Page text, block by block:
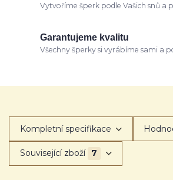
Vytvoříme šperk podle Vašich snů a
Garantujeme kvalitu
Všechny šperky si vyrábíme sami a
Kompletní specifikace
Související zboží 7